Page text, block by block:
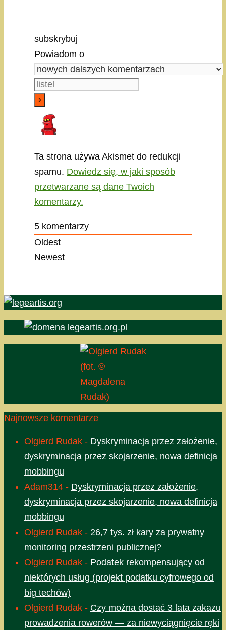
subskrybuj
Powiadom o
Ta strona używa Akismet do redukcji
spamu. Dowiedz się, w jaki sposób
przetwarzane są dane Twoich
komentarzy.
5 komentarzy
Oldest
Newest
(fot. ©
Magdalena
Rudak)
Najnowsze komentarze
Olgierd Rudak - Dyskryminacja przez założenie,
dyskryminacja przez skojarzenie, nowa definicja
mobbingu
Adam314 - Dyskryminacja przez założenie,
dyskryminacja przez skojarzenie, nowa definicja
mobbingu
Olgierd Rudak - 26,7 tys. zł kary za prywatny
monitoring przestrzeni publicznej?
Olgierd Rudak - Podatek rekompensujący od
niektórych usług (projekt podatku cyfrowego od
big techów)
Olgierd Rudak - Czy można dostać 3 lata zakazu
prowadzenia rowerów — za niewyciągnięcie ręki